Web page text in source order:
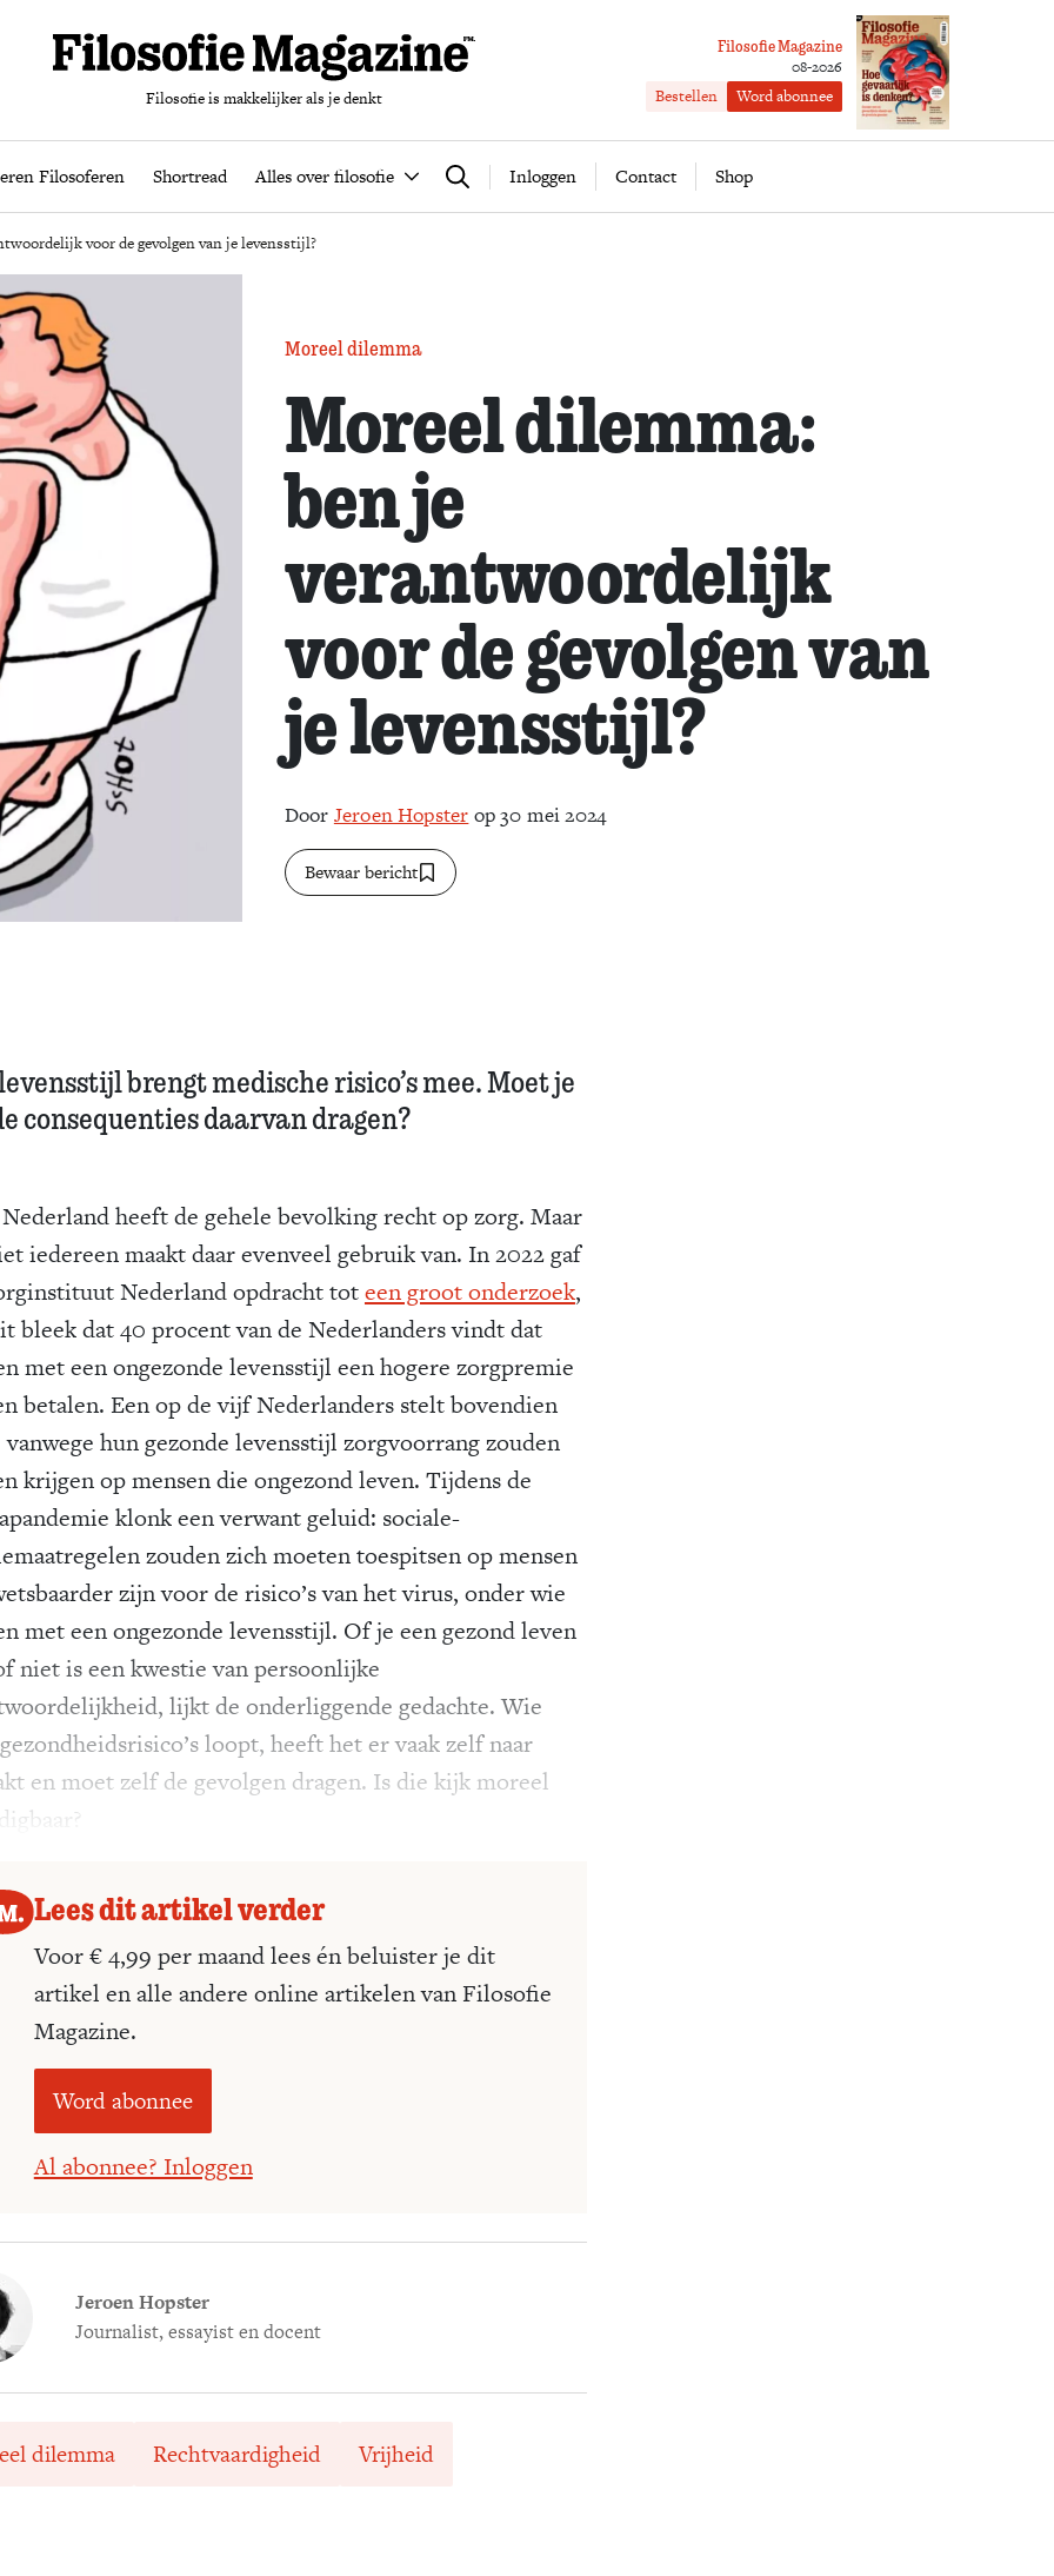
Filosofie is makkelijker als je denkt
Filosofie Magazine
08-2026
Bestellen Word abonnee
Filosoferen Shortread Alles over filosofie Zoeken Inloggen Contact Shop
Podcast Leren Filosoferen Shortread Alles over filosofie Word abonnee
voor de gevolgen van je levensstijl?
Moreel dilemma
Moreel dilemma:
ben je
verantwoordelijk
voor de gevolgen van
je levensstijl?
Door Jeroen Hopster op 30 mei 2024
Bewaar bericht
brengt medische risico’s mee. Moet je
consequenties daarvan dragen?
heeft de gehele bevolking recht op zorg. Maar
iedereen maakt daar evenveel gebruik van. In 2022 gaf
Nederland opdracht toteen groot onderzoek,
bleek dat 40 procent van de Nederlanders vindt dat
met een ongezonde levensstijl een hogere zorgpremie
betalen. Een op de vijf Nederlanders stelt bovendien
hun gezonde levensstijl zorgvoorrang zouden
krijgen op mensen die ongezond leven. Tijdens de
klonk een verwant geluid: sociale-
zouden zich moeten toespitsen op mensen
zijn voor de risico’s van het virus, onder wie
met een ongezonde levensstijl. Of je een gezond leven
niet is een kwestie van persoonlijke
lijkt de onderliggende gedachte. Wie
loopt, heeft het er vaak zelf naar
en moet zelf de gevolgen dragen. Is die kijk moreel
Lees dit artikel verder
Voor € 4,99 per maand lees én beluister je dit
artikel en alle andere online artikelen van Filosofie
Magazine.
Word abonnee
Al abonnee? Inloggen
Jeroen Hopster
Journalist, essayist en docent
dilemma Rechtvaardigheid Vrijheid